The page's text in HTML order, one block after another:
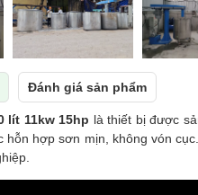
Đánh giá sản phẩm
lít 11kw 15hp là thiết bị được
hỗn hợp sơn mịn, không vón